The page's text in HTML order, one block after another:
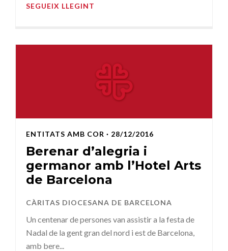
SEGUEIX LLEGINT
ENTITATS AMB COR · 28/12/2016
Berenar d’alegria i
germanor amb l’Hotel Arts
de Barcelona
CÀRITAS DIOCESANA DE BARCELONA
Un centenar de persones van assistir a la festa de
Nadal de la gent gran del nord i est de Barcelona,
amb bere...